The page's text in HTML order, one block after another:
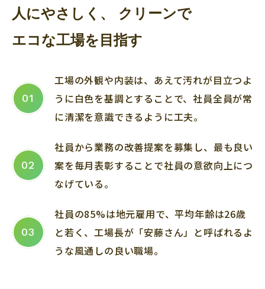
人にやさしく、
クリーンで
エコな工場を目指す
01
工場の外観や内装は、あえて汚れが目立つよ
うに白色を基調とすることで、社員全員が常
に清潔を意識できるように工夫。
02
社員から業務の改善提案を募集し、最も良い
案を毎月表彰することで社員の意欲向上につ
なげている。
03
社員の85%は地元雇用で、平均年齢は26歳
と若く、工場長が「安藤さん」と呼ばれるよ
うな風通しの良い職場。